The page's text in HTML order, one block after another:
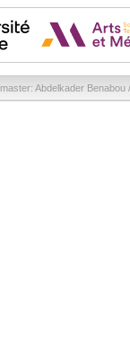
Abdelkader Benabou